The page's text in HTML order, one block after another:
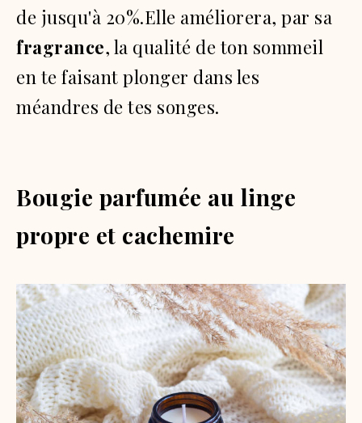
de jusqu'à 20%.Elle améliorera, par sa
fragrance, la qualité de ton sommeil
en te faisant plonger dans les
méandres de tes songes.
Bougie parfumée au linge
propre et cachemire